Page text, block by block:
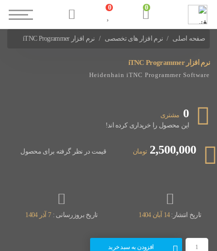
صفحه اصلی نرم افزار های تخصصی
سایر نرم افزارهای اتوماسیون صنعتی
نرم افزار iTNC Programmer
نرم افزار iTNC Programmer
Heidenhain iTNC Programmer Software
0 مشتری
این محصول را خریداری کرده اند!
2,500,000 تومان قیمت در نظر گرفته برای محصول
تاریخ انتشار:14 آبان 1404 تاریخ بروزرسانی :7 آذر 1404
افزودن به سبد خرید
0
0